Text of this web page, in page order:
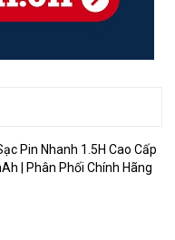
Pin Nhanh 1.5H Cao Cấp
| Phân Phối Chính Hãng